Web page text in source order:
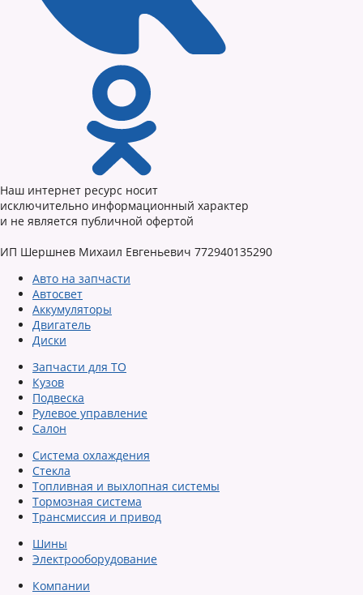
Наш интернет ресурс носит
исключительно информационный характер
и не является публичной офертой
ИП Шершнев Михаил Евгеньевич 772940135290
Авто на запчасти
Автосвет
Аккумуляторы
Двигатель
Диски
Запчасти для ТО
Кузов
Подвеска
Рулевое управление
Салон
Система охлаждения
Стекла
Топливная и выхлопная системы
Тормозная система
Трансмиссия и привод
Шины
Электрооборудование
Компании